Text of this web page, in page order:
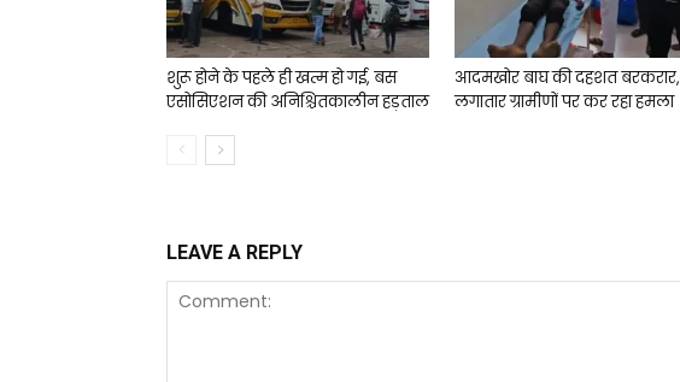
शुरू होने के पहले ही खत्म हो गई, बस
एसोसिएशन की अनिश्चितकालीन हड़ताल
आदमखोर बाघ की दहशत बरकरार,
लगातार ग्रामीणों पर कर रहा हमला
LEAVE A REPLY